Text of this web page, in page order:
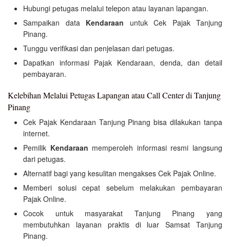
Hubungi petugas melalui telepon atau layanan lapangan.
Sampaikan data Kendaraan untuk Cek Pajak Tanjung
Pinang.
Tunggu verifikasi dan penjelasan dari petugas.
Dapatkan informasi Pajak Kendaraan, denda, dan detail
pembayaran.
Kelebihan Melalui Petugas Lapangan atau Call Center di Tanjung
Pinang
Cek Pajak Kendaraan Tanjung Pinang bisa dilakukan tanpa
internet.
Pemilik Kendaraan memperoleh informasi resmi langsung
dari petugas.
Alternatif bagi yang kesulitan mengakses Cek Pajak Online.
Memberi solusi cepat sebelum melakukan pembayaran
Pajak Online.
Cocok untuk masyarakat Tanjung Pinang yang
membutuhkan layanan praktis di luar Samsat Tanjung
Pinang.